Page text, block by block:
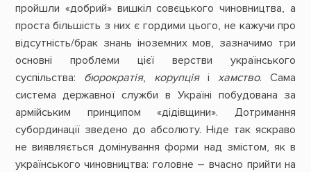
пройшли «добрий» вишкіл совєцького чиновництва, а
проста більшість з них є гордими цього, не кажучи про
відсутність/брак знань іноземних мов, зазначимо три
основні проблеми цієї верстви українського
суспільства: бюрократія, корупціяіхамство. Сама
система державної служби в Україні побудована за
армійським принципом «дідівщини». Дотримання
субординації зведено до абсолюту. Ніде так яскраво
не виявляється домінування форми над змістом, як в
українського чиновництва: головне – вчасно прийти на